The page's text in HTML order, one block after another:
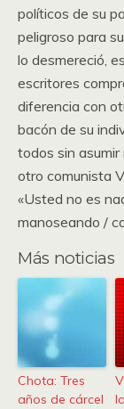
políticos de su
peligroso para
lo desmereció,
escritores
diferencia con
bacón de su
todos sin
otro comunista
«Usted no es
manoseando /
Más noticias
Chota: Tres
años de cárcel